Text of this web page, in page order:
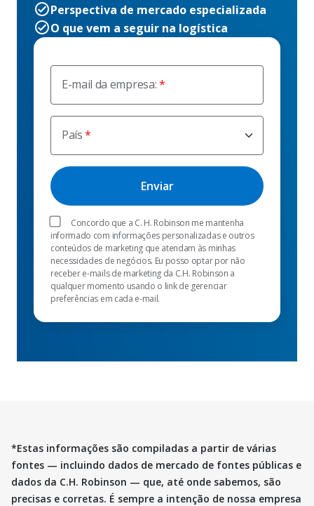
E-mail da empresa:
País
Concordo que a C. H. Robinson me mantenha
informado com informações personalizadas e outros
conteúdos de marketing que atendam às minhas
necessidades de negócios. Eu posso optar por não
receber e-mails de marketing da C.H. Robinson a
qualquer momento usando o link de gerenciar
preferências em cada e-mail.
Perspectiva de mercado especializada
O que vem a seguir na logística
*Estas informações são compiladas a partir de várias
fontes — incluindo dados de mercado de fontes públicas e
dados da C.H. Robinson — que, até onde sabemos, são
precisas e corretas. É sempre a intenção de nossa empresa